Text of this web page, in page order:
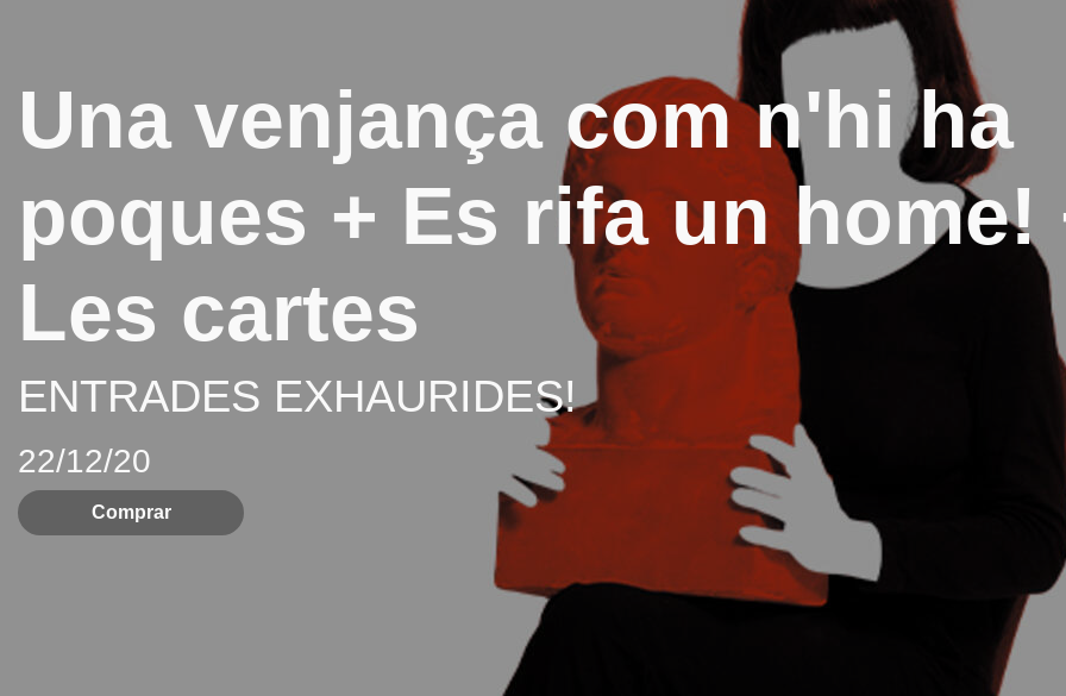
Una venjança com n'hi ha
poques + Es rifa un home!
Les cartes
ENTRADES EXHAURIDES!
22/12/20
Comprar